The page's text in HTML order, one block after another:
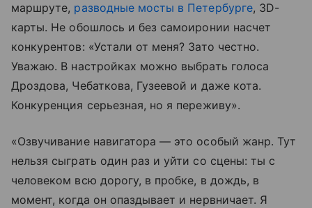
маршруте, разводные мосты в Петербурге, 3D-
карты. Не обошлось и без самоиронии насчет
конкурентов: «Устали от меня? Зато честно.
Уважаю. В настройках можно выбрать голоса
Дроздова, Чебаткова, Гузеевой и даже кота.
Конкуренция серьезная, но я переживу».
«Озвучивание навигатора — это особый жанр. Тут
нельзя сыграть один раз и уйти со сцены: ты с
человеком всю дорогу, в пробке, в дождь, в
момент, когда он опаздывает и нервничает. Я